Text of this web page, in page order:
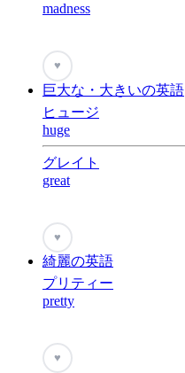
madness
♥
巨大な・大きいの英語
ヒュージ
huge
グレイト
great
♥
綺麗の英語
プリティー
pretty
♥